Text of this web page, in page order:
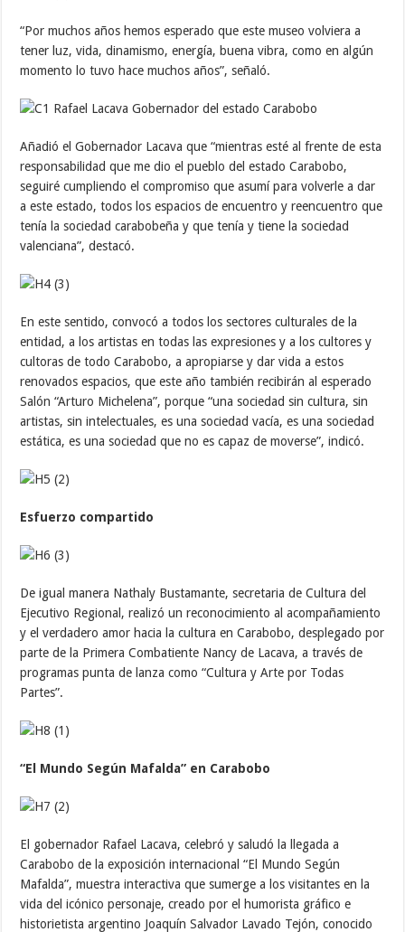
“Por muchos años hemos esperado que este museo volviera a
tener luz, vida, dinamismo, energía, buena vibra, como en algún
momento lo tuvo hace muchos años”, señaló.
Añadió el Gobernador Lacava que “mientras esté al frente de esta
responsabilidad que me dio el pueblo del estado Carabobo,
seguiré cumpliendo el compromiso que asumí para volverle a dar
a este estado, todos los espacios de encuentro y reencuentro que
tenía la sociedad carabobeña y que tenía y tiene la sociedad
valenciana”, destacó.
En este sentido, convocó a todos los sectores culturales de la
entidad, a los artistas en todas las expresiones y a los cultores y
cultoras de todo Carabobo, a apropiarse y dar vida a estos
renovados espacios, que este año también recibirán al esperado
Salón “Arturo Michelena”, porque “una sociedad sin cultura, sin
artistas, sin intelectuales, es una sociedad vacía, es una sociedad
estática, es una sociedad que no es capaz de moverse”, indicó.
Esfuerzo compartido
De igual manera Nathaly Bustamante, secretaria de Cultura del
Ejecutivo Regional, realizó un reconocimiento al acompañamiento
y el verdadero amor hacia la cultura en Carabobo, desplegado por
parte de la Primera Combatiente Nancy de Lacava, a través de
programas punta de lanza como “Cultura y Arte por Todas
Partes”.
“El Mundo Según Mafalda” en Carabobo
El gobernador Rafael Lacava, celebró y saludó la llegada a
Carabobo de la exposición internacional “El Mundo Según
Mafalda”, muestra interactiva que sumerge a los visitantes en la
vida del icónico personaje, creado por el humorista gráfico e
historietista argentino Joaquín Salvador Lavado Tejón, conocido